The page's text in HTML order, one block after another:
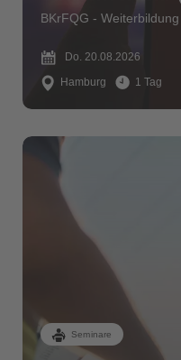
BKrFQG -
Do. 20.08.2026
Hamburg
1 Tag
Seminare